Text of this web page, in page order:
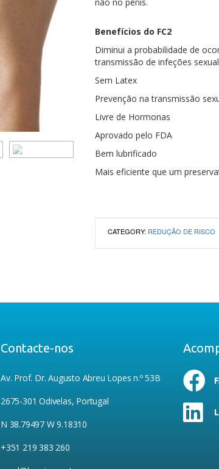
Benefícios do FC2
Diminui a probabilidade de
transmissão de infeções
Sem Latex
Prevenção na transmissão
Livre de Hormonas
Aprovado pelo FDA
Bem lubrificado
Mais eficiente que um
CATEGORY: REDUÇÃO DE RISCO
Contacte-nos
Av. Prof. Dr. Augusto Abreu Lopes n.º 53B
2675-301 Odivelas, Portugal
N 38.79497 W 9.18310
+351 219 383 260